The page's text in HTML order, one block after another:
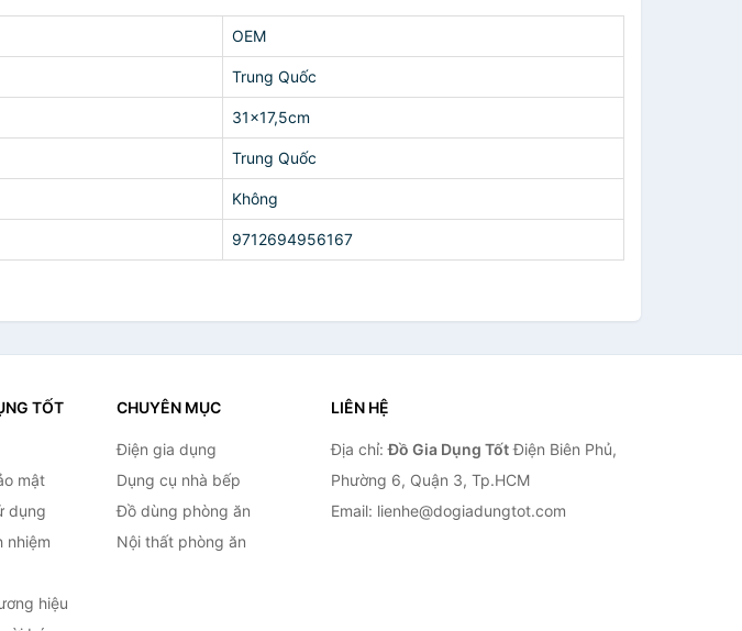
OEM
Trung Quốc
31x17,5cm
Trung Quốc
Không
9712694956167
TỐT
mật
dụng
nhiệm
hiệu
CHUYÊN MỤC
Điện gia dụng
Dụng cụ nhà bếp
Đồ dùng phòng ăn
Nội thất phòng ăn
LIÊN HỆ
Địa chỉ:Đồ Gia Dụng TốtĐiện Biên Phủ,
Phường 6, Quận 3, Tp.HCM
Email: lienhe@dogiadungtot.com